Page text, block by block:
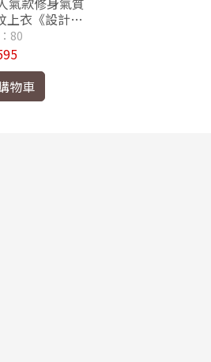
上衣《設計師
質佳》
80
物車